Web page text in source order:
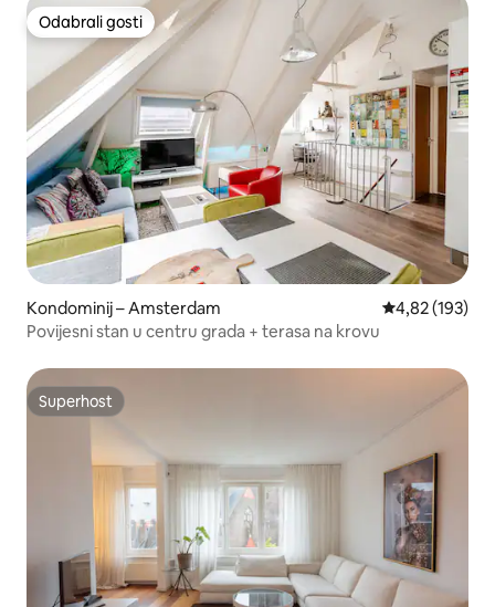
Odabrali gosti
Odabrali gosti
Kondominij – Amsterdam Prosječna
4,82 (193)
Povijesni stan u centru grada + terasa na krovu
Superhost
Superhost